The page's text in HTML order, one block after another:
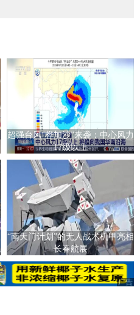
超强台风“桦加沙”来袭：中心风力
17级以上
“南天门计划”的无人战术机甲亮相
长春航展
广告